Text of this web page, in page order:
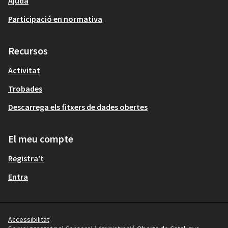
al qual s’hi podran fer aportacions i suggeriments.
Fase 3: Retiment de comptes que constarà del
organitzacions i associacions.
Participació en normativa
Recursos
Activitat
Trobades
Descarrega els fitxers de dades obertes
El meu compte
Registra't
Entra
Accessibilitat